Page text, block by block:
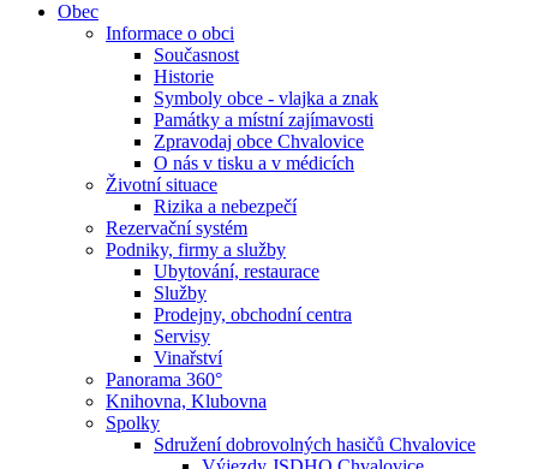
Obec
Informace o obci
Současnost
Historie
Symboly obce - vlajka a znak
Památky a místní zajímavosti
Zpravodaj obce Chvalovice
O nás v tisku a v médicích
Životní situace
Rizika a nebezpečí
Rezervační systém
Podniky, firmy a služby
Ubytování, restaurace
Služby
Prodejny, obchodní centra
Servisy
Vinařství
Panorama 360°
Knihovna, Klubovna
Spolky
Sdružení dobrovolných hasičů Chvalovice